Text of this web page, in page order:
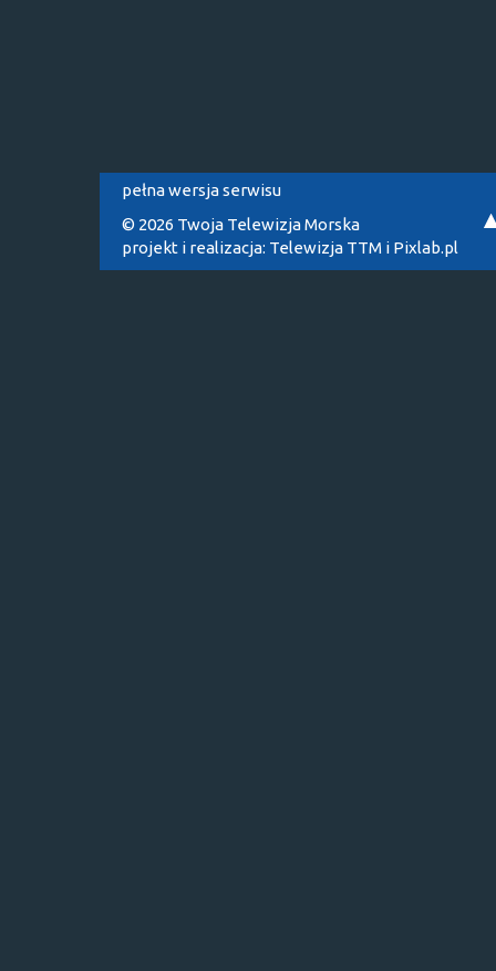
pełna wersja serwisu
© 2026 Twoja Telewizja Morska
projekt i realizacja: Telewizja TTM i Pixlab.pl